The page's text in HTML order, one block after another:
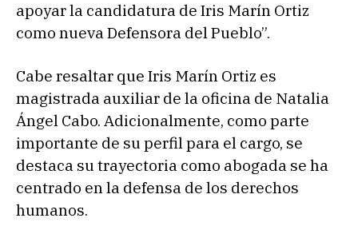
apoyar la candidatura de Iris Marín Ortiz
como nueva Defensora del Pueblo”.
Cabe resaltar que Iris Marín Ortiz es
magistrada auxiliar de la oficina de Natalia
Ángel Cabo. Adicionalmente, como parte
importante de su perfil para el cargo, se
destaca su trayectoria como abogada se ha
centrado en la defensa de los derechos
humanos.